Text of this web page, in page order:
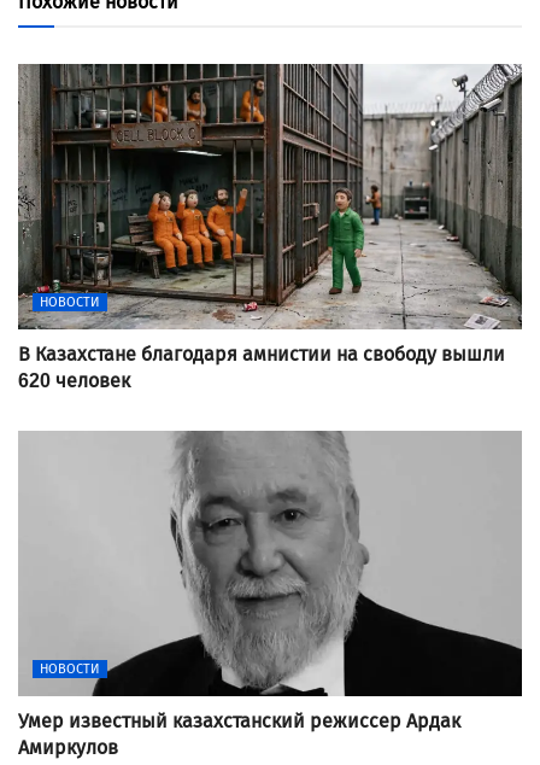
НОВОСТИ
В Казахстане благодаря амнистии на свободу вышли
620 человек
НОВОСТИ
Умер известный казахстанский режиссер Ардак
Амиркулов